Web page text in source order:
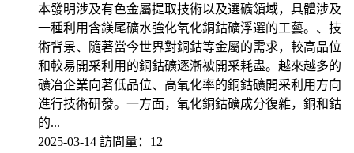
本發明涉及有色金屬提取技術以及選礦領域，具體涉及
一種利用含鎂尾礦水強化氧化銅鈷礦浮選的工藝。、技
術背景、隨著當今世界對銅鈷等金屬的需求，較高品位
和較易開采利用的銅鈷礦逐漸被開采耗盡。越來越多的
礦冶企業向著低品位、高氧化率的銅鈷礦開采利用方向
進行技術研發。一方面，氧化銅鈷礦成分復雜，銅和鈷
的...
2025-03-14 訪問量：12